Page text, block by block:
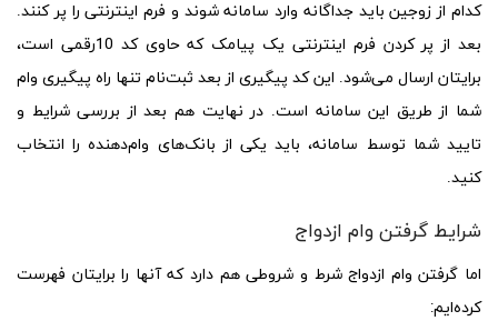
کدام از زوجین باید جداگانه وارد سامانه شوند و فرم اینترنتی را پر کنند.
بعد از پر کردن فرم اینترنتی یک پیامک که حاوی کد 10رقمی است،
برایتان ارسال می‌شود. این کد پیگیری از بعد ثبت‌نام تنها راه پیگیری وام
شما از طریق این سامانه است. در نهایت هم بعد از بررسی شرایط و
تایید شما توسط سامانه، باید یکی از بانک‌های وام‌دهنده را انتخاب
کنید.
شرایط گرفتن وام ازدواج
اما گرفتن وام ازدواج شرط و شروطی هم دارد که آنها را برایتان فهرست
کرده‌ایم: